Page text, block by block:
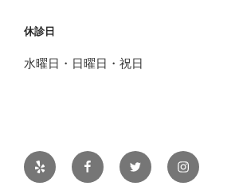
休診日
水曜日・日曜日・祝日
Yelp FacebookTwitter Instagram